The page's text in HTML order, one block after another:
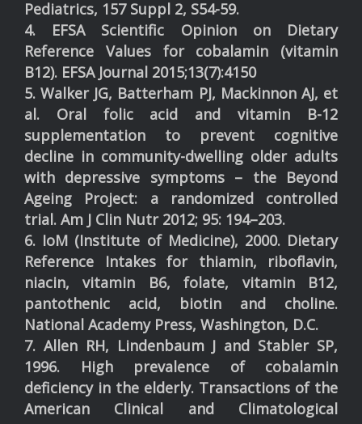
Pediatrics, 157 Suppl 2, S54-59.
4. EFSA Scientific Opinion on Dietary
Reference Values for cobalamin (vitamin
B12). EFSA Journal 2015;13(7):4150
5. Walker JG, Batterham PJ, Mackinnon AJ, et
al. Oral folic acid and vitamin B-12
supplementation to prevent cognitive
decline in community-dwelling older adults
with depressive symptoms – the Beyond
Ageing Project: a randomized controlled
trial. Am J Clin Nutr 2012; 95: 194–203.
6. IoM (Institute of Medicine), 2000. Dietary
Reference Intakes for thiamin, riboflavin,
niacin, vitamin B6, folate, vitamin B12,
pantothenic acid, biotin and choline.
National Academy Press, Washington, D.C.
7. Allen RH, Lindenbaum J and Stabler SP,
1996. High prevalence of cobalamin
deficiency in the elderly. Transactions of the
American Clinical and Climatological